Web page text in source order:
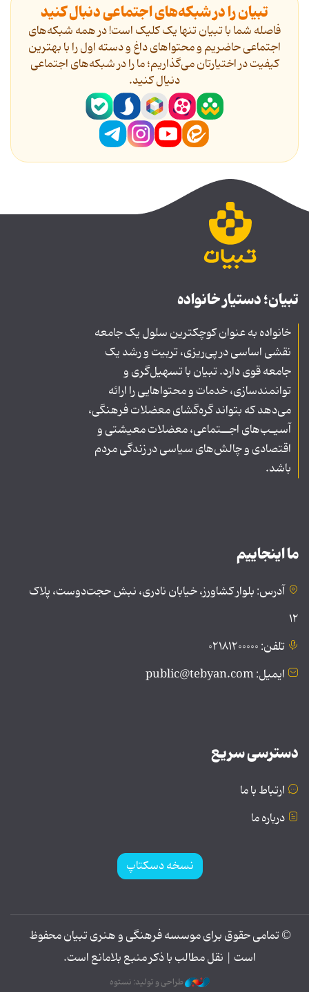
تبیان را در شبکه‌های اجتماعی دنبال کنید
فاصله شما با تبیان تنها یک کلیک است! در همه شبکه‌های
اجتماعی حاضریم و محتواهای داغ و دسته اول را با بهترین
کیفیت در اختیارتان می‌گذاریم؛ ما را در شبکه‌های اجتماعی
دنیال کنید.
تبیان؛ دستیار خانواده
خانواده به عنوان کوچکترین سلول یک جامعه
نقشی اساسی در پی‌ریزی، تربیت و رشد یک
جامعه قوی دارد. تبیان با تسهیل‌گری و
توانمندسازی، خدمات و محتواهایی را ارائه
می‌دهد که بتواند گره‌گشای معضلات فرهنگی،
آسیـب‌های اجــتماعی، معضلات معیشتی و
اقتصادی و چالش‌های سیاسی در زندگی مردم
باشد.
ما اینجاییم
آدرس: بلوار کشاورز، خیابان نادری، نبش حجت‌دوست، پلاک
۱۲
تلفن: ۰۲۱۸۱۲۰۰۰۰۰
ایمیل: public@tebyan.com
دسترسی سریع
ارتباط با ما
درباره ما
نسخه دسکتاپ
© تمامی حقوق برای موسسه فرهنگی و هنری تبیان محفوظ
است | نقل مطالب با ذکر منبع بلامانع است.
طراحی و تولید: نستوه